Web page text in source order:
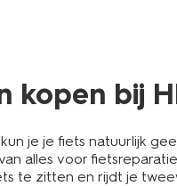
kopen bij
je je fiets natuurlijk
alles voor
te zitten en rijdt je